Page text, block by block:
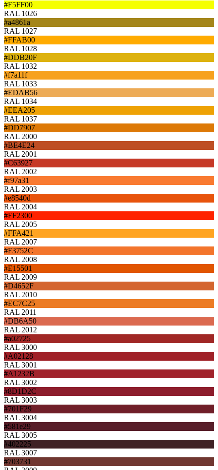
#F5FF00
RAL 1026
#a4861a
RAL 1027
#FFAB00
RAL 1028
#DDB20F
RAL 1032
#f7a11f
RAL 1033
#EDAB56
RAL 1034
#EEA205
RAL 1037
#DD7907
RAL 2000
#BE4E24
RAL 2001
#C63927
RAL 2002
#f97a31
RAL 2003
#e8540d
RAL 2004
#FF2300
RAL 2005
#FFA421
RAL 2007
#F3752C
RAL 2008
#E15501
RAL 2009
#D4652F
RAL 2010
#EC7C25
RAL 2011
#DB6A50
RAL 2012
#a02725
RAL 3000
#A02128
RAL 3001
#A1232B
RAL 3002
#8D1D2C
RAL 3003
#701F29
RAL 3004
#581e29
RAL 3005
#402225
RAL 3007
#703731